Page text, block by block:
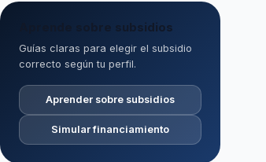
Aprende sobre subsidios
Guías claras para elegir el subsidio
correcto según tu perfil.
Aprender sobre subsidios
Simular financiamiento